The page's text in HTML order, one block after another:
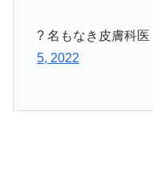
? 名もなき皮膚科
5, 2022